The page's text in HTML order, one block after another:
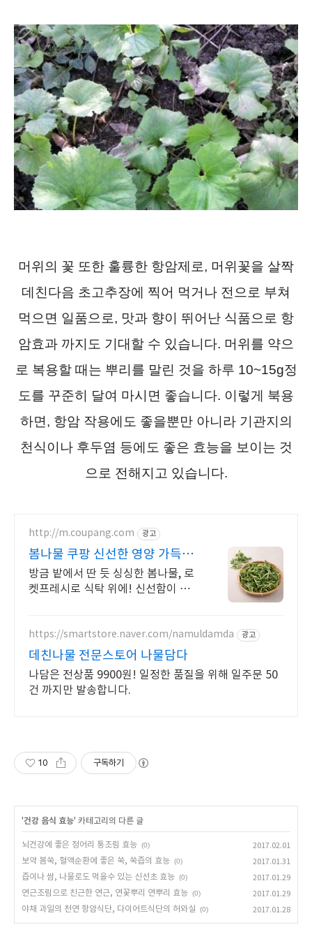
머위의 꽃 또한 훌륭한 항암제로, 머위꽃을 살짝
데친다음 초고추장에 찍어 먹거나 전으로 부쳐
먹으면 일품으로, 맛과 향이 뛰어난 식품으로 항
암효과 까지도 기대할 수 있습니다. 머위를 약으
로 복용할 때는 뿌리를 말린 것을 하루 10~15g정
도를 꾸준히 달여 마시면 좋습니다. 이렇게 북용
하면, 항암 작용에도 좋을뿐만 아니라 기관지의
천식이나 후두염 등에도 좋은 효능을 보이는 것
으로 전해지고 있습니다.
http://m.coupang.com 광고
봄나물 쿠팡 신선한 영양 가득한
한 끼
방금 밭에서 딴 듯 싱싱한 봄나물, 로
켓프레시로 식탁 위에! 신선함이 중
https://smartstore.naver.com/namuldamda 광고
데친나물 전문스토어 나물담다
나담은 전상품 9900원! 일정한 품질을 위해 일주문 50
건 까지만 발송합니다.
10 구독하기
'건강 음식 효능' 카테고리의 다른 글
뇌건강에 좋은 정어리 통조림 효능 (0)
2017.02.01
보약 봄쑥, 혈액순환에 좋은 쑥, 쑥즙의 효능 (0)
2017.01.31
즙이나 쌈, 나물로도 먹을수 있는 신선초 효능 (0)
2017.01.29
연근조림으로 친근한 연근, 연꽃뿌리 연뿌리 효능 (0)
2017.01.29
야채 과일의 천연 항암식단, 다이어트식단의 허와실
(0) 2017.01.28